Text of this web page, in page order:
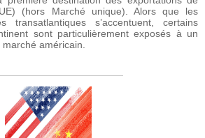
(hors Marché unique). Alors que les
transatlantiques s’accentuent, certains
sont particulièrement exposés à un
américain.